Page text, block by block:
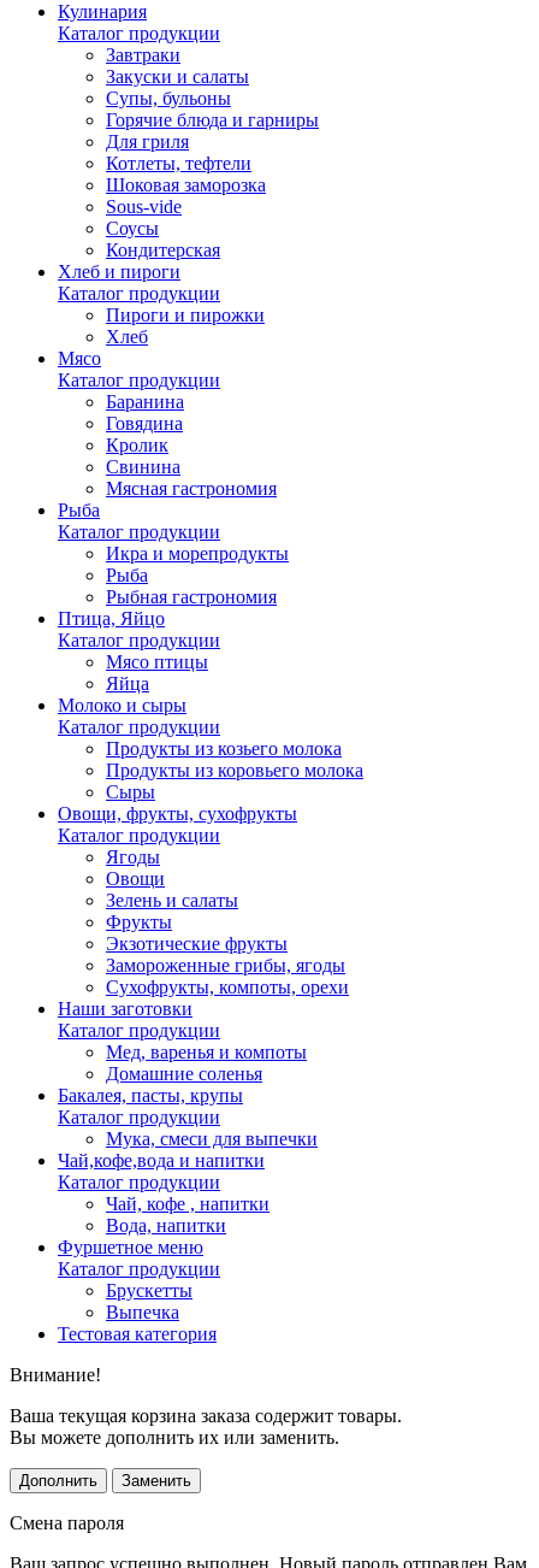
Кулинария
Каталог продукции
Завтраки
Закуски и салаты
Супы, бульоны
Горячие блюда и гарниры
Для гриля
Котлеты, тефтели
Шоковая заморозка
Sous-vide
Соусы
Кондитерская
Хлеб и пироги
Каталог продукции
Пироги и пирожки
Хлеб
Мясо
Каталог продукции
Баранина
Говядина
Кролик
Свинина
Мясная гастрономия
Рыба
Каталог продукции
Икра и морепродукты
Рыба
Рыбная гастрономия
Птица, Яйцо
Каталог продукции
Мясо птицы
Яйца
Молоко и сыры
Каталог продукции
Продукты из козьего молока
Продукты из коровьего молока
Сыры
Овощи, фрукты, сухофрукты
Каталог продукции
Ягоды
Овощи
Зелень и салаты
Фрукты
Экзотические фрукты
Замороженные грибы, ягоды
Сухофрукты, компоты, орехи
Наши заготовки
Каталог продукции
Мед, варенья и компоты
Домашние соленья
Бакалея, пасты, крупы
Каталог продукции
Мука, смеси для выпечки
Чай,кофе,вода и напитки
Каталог продукции
Чай, кофе , напитки
Вода, напитки
Фуршетное меню
Каталог продукции
Брускетты
Выпечка
Тестовая категория
Внимание!
Ваша текущая корзина заказа содержит товары.
Вы можете дополнить их или заменить.
Дополнить Заменить
Смена пароля
Ваш запрос успешно выполнен. Новый пароль отправлен Вам